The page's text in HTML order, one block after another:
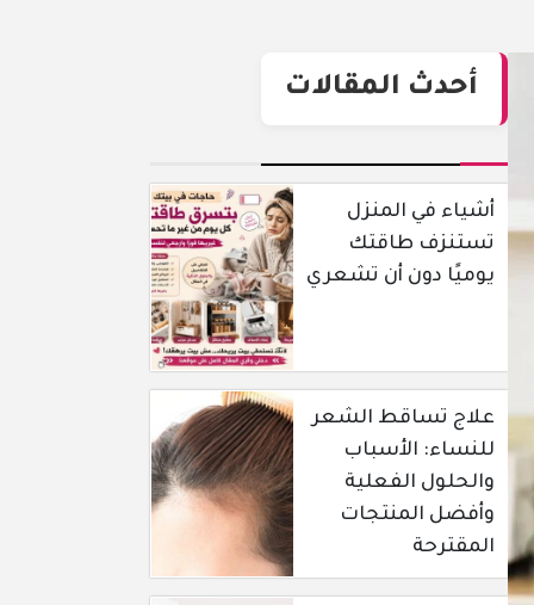
أحدث المقالات
أشياء في المنزل
تستنزف طاقتك
يوميًا دون أن تشعري
علاج تساقط الشعر
للنساء: الأسباب
والحلول الفعلية
وأفضل المنتجات
المقترحة